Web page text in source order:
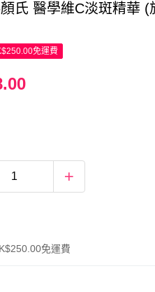
顏氏 醫學維C淡斑精華 (
免運費
免運費